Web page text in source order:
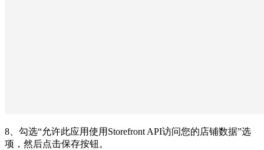
8、勾选“允许此应用使用Storefront API访问您的店铺数据”选
项，然后点击保存按钮。